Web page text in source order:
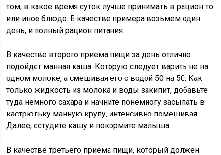
том, в какое время суток лучше принимать в рацион то
или иное блюдо. В качестве примера возьмем один
день, и полный рацион питания.
В качестве второго приема пищи за день отлично
подойдет манная каша. Которую следует варить не на
одном молоке, а смешивая его с водой 50 на 50. Как
только жидкость из молока и воды закипит, добавьте
туда немного сахара и начните понемногу засыпать в
кастрюльку манную крупу, интенсивно помешивая.
Далее, остудите кашу и покормите малыша.
В качестве третьего приема пищи, который должен